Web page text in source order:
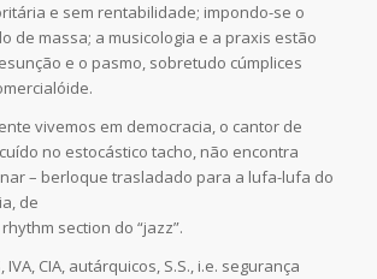
e sem rentabilidade; impondo-se o
de massa; a musicologia e a praxis estão
e o pasmo, sobretudo cúmplices
vivemos em democracia, o cantor de
no estocástico tacho, não encontra
– berloque trasladado para a lufa-lufa do
de
section do “jazz”.
IVA, CIA, autárquicos, S.S., i.e. segurança